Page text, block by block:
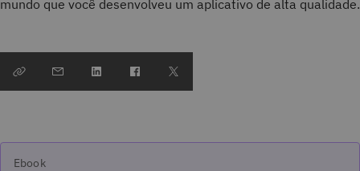
mundo que você desenvolveu um aplicativo de alta qualidade.
Ebook